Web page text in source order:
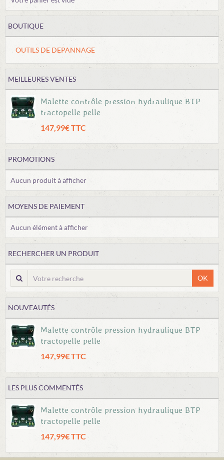
BOUTIQUE
OUTILS DE DEPANNAGE
MEILLEURES VENTES
Malette contrôle pression hydraulique BTP
tractopelle pelle
147,99€ TTC
PROMOTIONS
Aucun produit à afficher
MOYENS DE PAIEMENT
Aucun élément à afficher
RECHERCHER UN PRODUIT
OK
NOUVEAUTÉS
Malette contrôle pression hydraulique BTP
tractopelle pelle
147,99€ TTC
LES PLUS COMMENTÉS
Malette contrôle pression hydraulique BTP
tractopelle pelle
147,99€ TTC